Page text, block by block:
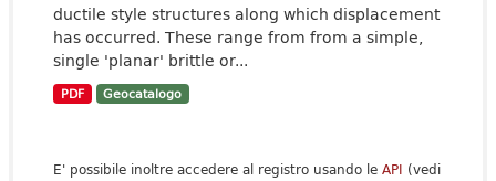
ductile style structures along which displacement
has occurred. These range from from a simple,
single 'planar' brittle or...
PDF Geocatalogo
E' possibile inoltre accedere al registro usando le API (vedi